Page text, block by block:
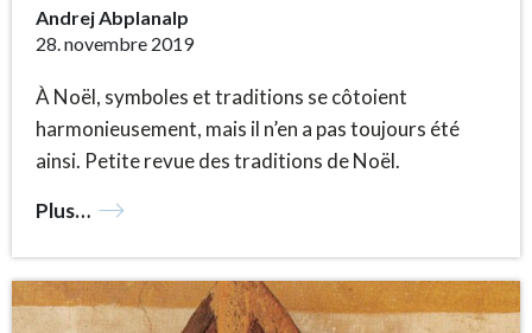
Andrej Abplanalp
28. novembre 2019
À Noël, symboles et traditions se côtoient
harmonieusement, mais il n’en a pas toujours été
ainsi. Petite revue des traditions de Noël.
Plus…